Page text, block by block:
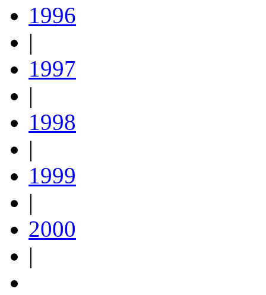
1996
|
1997
|
1998
|
1999
|
2000
|